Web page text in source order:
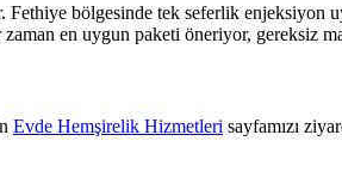
Fethiye bölgesinde tek seferlik enjeksiyon
zaman en uygun paketi öneriyor, gereksiz
Evde Hemşirelik Hizmetleri sayfamızı